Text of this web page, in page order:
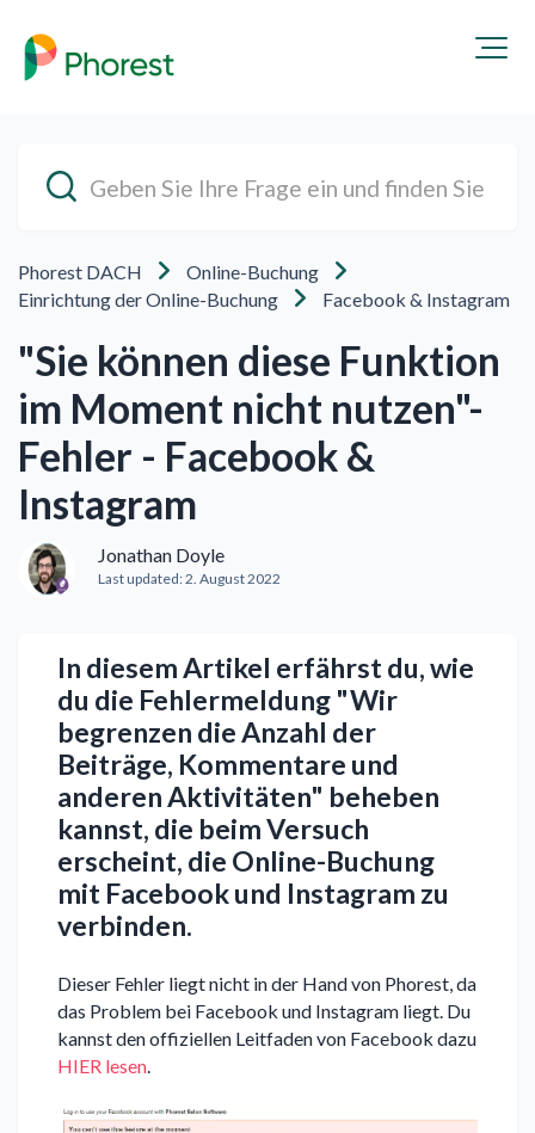
Phorest DACH
Online-Buchung
Einrichtung der Online-Buchung
Facebook & Instagram
"Sie können diese Funktion
im Moment nicht nutzen"-
Fehler - Facebook &
Instagram
Jonathan Doyle
Last updated:2. August 2022
In diesem Artikel erfährst du, wie
du die Fehlermeldung "Wir
begrenzen die Anzahl der
Beiträge, Kommentare und
anderen Aktivitäten" beheben
kannst, die beim Versuch
erscheint, die Online-Buchung
mit Facebook und Instagram zu
verbinden.
Dieser Fehler liegt nicht in der Hand von Phorest, da
das Problem bei Facebook und Instagram liegt. Du
kannst den offiziellen Leitfaden von Facebook dazu
HIER lesen.